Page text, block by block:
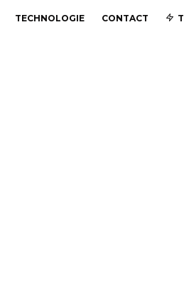
TECHNOLOGIE CONTACT